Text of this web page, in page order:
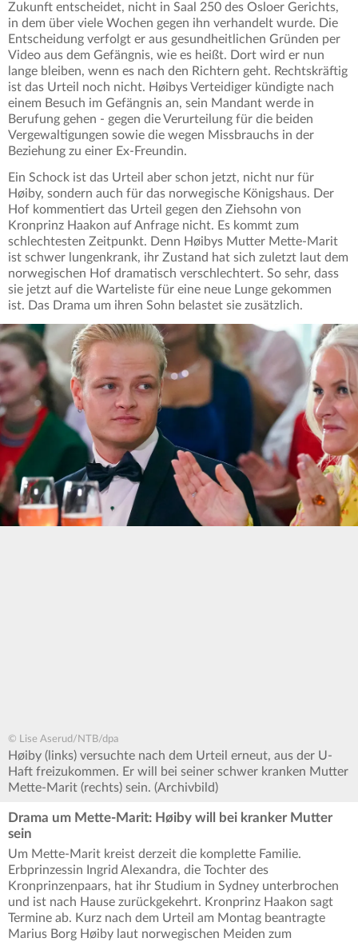
Zukunft entscheidet, nicht in Saal 250 des Osloer Gerichts,
in dem über viele Wochen gegen ihn verhandelt wurde. Die
Entscheidung verfolgt er aus gesundheitlichen Gründen per
Video aus dem Gefängnis, wie es heißt. Dort wird er nun
lange bleiben, wenn es nach den Richtern geht. Rechtskräftig
ist das Urteil noch nicht. Høibys Verteidiger kündigte nach
einem Besuch im Gefängnis an, sein Mandant werde in
Berufung gehen - gegen die Verurteilung für die beiden
Vergewaltigungen sowie die wegen Missbrauchs in der
Beziehung zu einer Ex-Freundin.
Ein Schock ist das Urteil aber schon jetzt, nicht nur für
Høiby, sondern auch für das norwegische Königshaus. Der
Hof kommentiert das Urteil gegen den Ziehsohn von
Kronprinz Haakon auf Anfrage nicht. Es kommt zum
schlechtesten Zeitpunkt. Denn Høibys Mutter Mette-Marit
ist schwer lungenkrank, ihr Zustand hat sich zuletzt laut dem
norwegischen Hof dramatisch verschlechtert. So sehr, dass
sie jetzt auf die Warteliste für eine neue Lunge gekommen
ist. Das Drama um ihren Sohn belastet sie zusätzlich.
© Lise Aserud/NTB/dpa
Høiby (links) versuchte nach dem Urteil erneut, aus der U-
Haft freizukommen. Er will bei seiner schwer kranken Mutter
Mette-Marit (rechts) sein. (Archivbild)
Drama um Mette-Marit: Høiby will bei kranker Mutter
sein
Um Mette-Marit kreist derzeit die komplette Familie.
Erbprinzessin Ingrid Alexandra, die Tochter des
Kronprinzenpaars, hat ihr Studium in Sydney unterbrochen
und ist nach Hause zurückgekehrt. Kronprinz Haakon sagt
Termine ab. Kurz nach dem Urteil am Montag beantragte
Marius Borg Høiby laut norwegischen Meiden zum